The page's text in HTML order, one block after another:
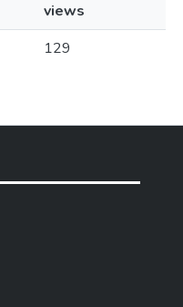
views
129